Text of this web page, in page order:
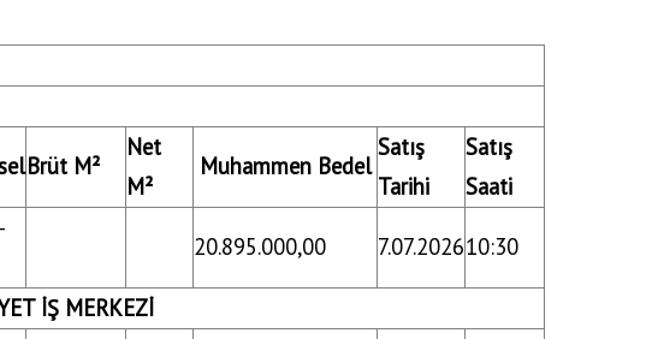
Brüt M²
Net
M²
Muhammen Bedel
Satış
Tarihi
Satış
Saati
20.895.000,00 7.07.202610:30
İŞ MERKEZİ